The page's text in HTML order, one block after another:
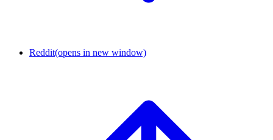
Reddit(opens in new window)